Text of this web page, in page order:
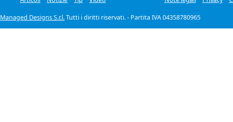
Managed Designs S.r.l.Tutti i diritti riservati. - Partita IVA 04358780965